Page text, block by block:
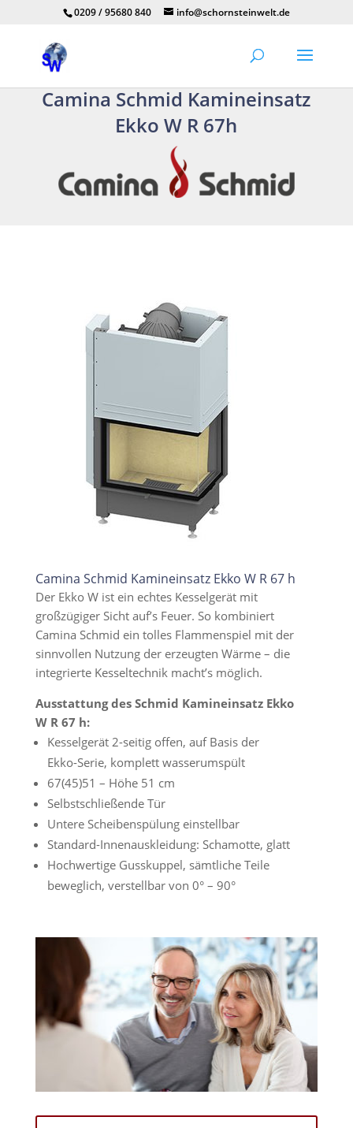
0209 / 95680 840 info@schornsteinwelt.de
Camina Schmid Kamineinsatz
Ekko W R 67h
Camina Schmid Kamineinsatz Ekko W R 67 h
Der Ekko W ist ein echtes Kesselgerät mit
großzügiger Sicht auf’s Feuer. So kombiniert
Camina Schmid ein tolles Flammenspiel mit der
sinnvollen Nutzung der erzeugten Wärme – die
integrierte Kesseltechnik macht’s möglich.
Ausstattung des Schmid Kamineinsatz Ekko
W R 67 h:
Kesselgerät 2-seitig offen, auf Basis der
Ekko-Serie, komplett wasserumspült
67(45)51 – Höhe 51 cm
Selbstschließende Tür
Untere Scheibenspülung einstellbar
Standard-Innenauskleidung: Schamotte, glatt
Hochwertige Gusskuppel, sämtliche Teile
beweglich, verstellbar von 0° – 90°